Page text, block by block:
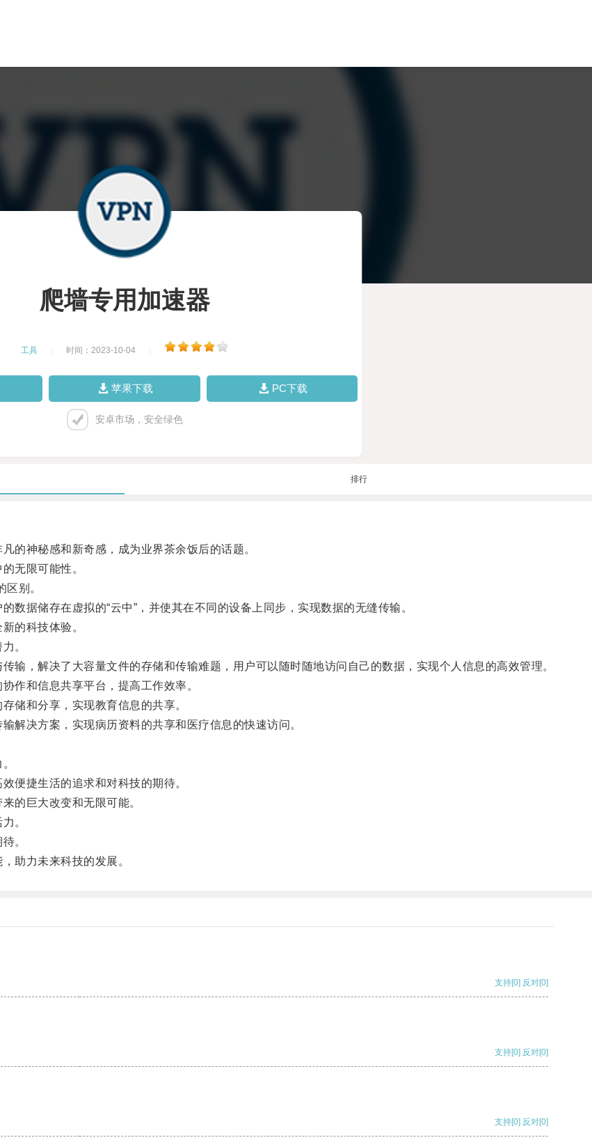
爬墙专用加速器
工具 时间：2023-10-04
苹果下载 PC下载
安卓市场，安全绿色
排行
神秘感和新奇感，成为业界茶余饭后的话题。
无限可能性。
别。
据储存在虚拟的“云中”，并使其在不同的设备上同步，实现数据的无缝传输。
的科技体验。
。
，解决了大容量文件的存储和传输难题，用户可以随时随地访问自己的数据，实现个人信息的高效管理。
和信息共享平台，提高工作效率。
和分享，实现教育信息的共享。
决方案，实现病历资料的共享和医疗信息的快速访问。
捷生活的追求和对科技的期待。
的巨大改变和无限可能。
。
。
助力未来科技的发展。
支持[0] 反对[0]
支持[0] 反对[0]
支持[0] 反对[0]